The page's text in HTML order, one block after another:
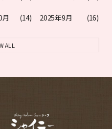
月 (14) 2025年9月 (16)
ALL